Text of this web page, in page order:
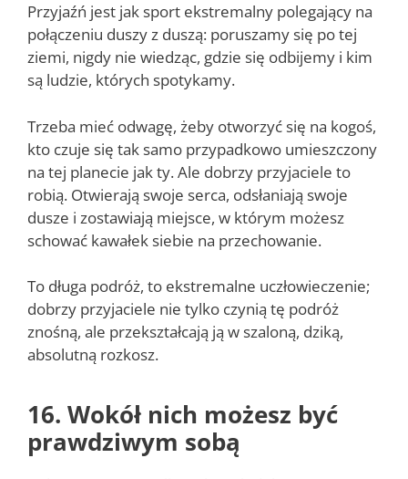
Przyjaźń jest jak sport ekstremalny polegający na
połączeniu duszy z duszą: poruszamy się po tej
ziemi, nigdy nie wiedząc, gdzie się odbijemy i kim
są ludzie, których spotykamy.
Trzeba mieć odwagę, żeby otworzyć się na kogoś,
kto czuje się tak samo przypadkowo umieszczony
na tej planecie jak ty. Ale dobrzy przyjaciele to
robią. Otwierają swoje serca, odsłaniają swoje
dusze i zostawiają miejsce, w którym możesz
schować kawałek siebie na przechowanie.
To długa podróż, to ekstremalne uczłowieczenie;
dobrzy przyjaciele nie tylko czynią tę podróż
znośną, ale przekształcają ją w szaloną, dziką,
absolutną rozkosz.
16. Wokół nich możesz być
prawdziwym sobą